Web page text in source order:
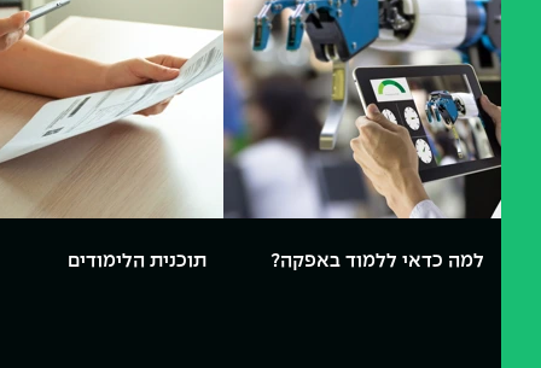
למה כדאי ללמוד באפקה? תוכנית הלימודים